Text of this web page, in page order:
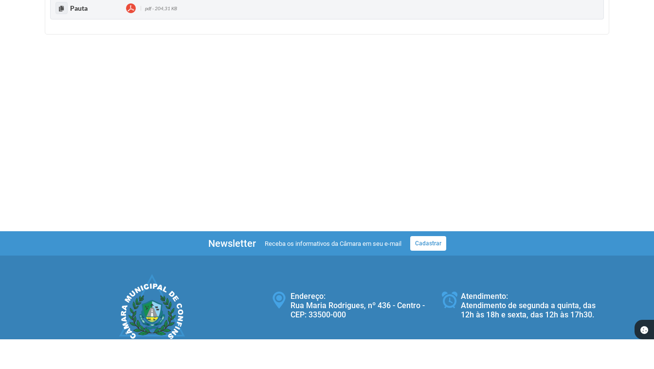
Pauta pdf - 204,31 KB
Newsletter Receba os informativos da Câmara em seu e-mail Cadastrar
Endereço:
Rua Maria Rodrigues, nº 436 - Centro -
CEP: 33500‐000
Atendimento:
Atendimento de segunda a quinta, das
12h às 18h e sexta, das 12h às 17h30.